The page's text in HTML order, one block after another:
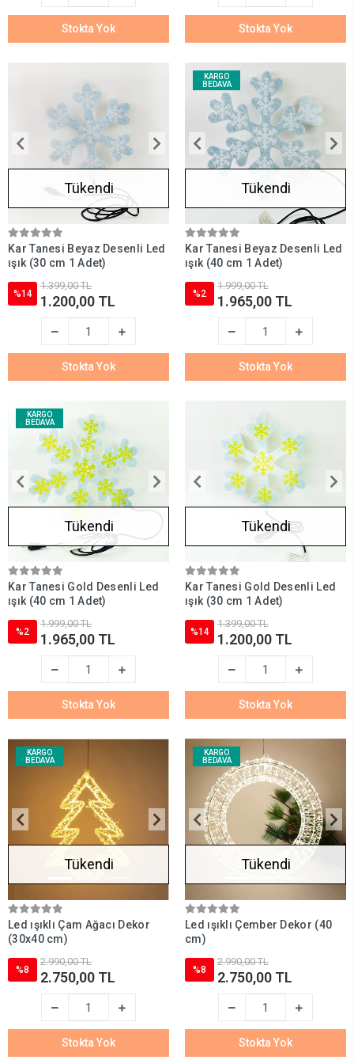
Stokta Yok Stokta Yok
Tükendi
Kar Tanesi Beyaz Desenli Led
ışık (30 cm 1 Adet)
%14
1.399,00 TL
1.200,00 TL
Stokta Yok
KARGO
BEDAVA
Tükendi
Kar Tanesi Beyaz Desenli Led
ışık (40 cm 1 Adet)
%2
1.999,00 TL
1.965,00 TL
Stokta Yok
KARGO
BEDAVA
Tükendi
Kar Tanesi Gold Desenli Led
ışık (40 cm 1 Adet)
%2
1.999,00 TL
1.965,00 TL
Stokta Yok
Tükendi
Kar Tanesi Gold Desenli Led
ışık (30 cm 1 Adet)
%14
1.399,00 TL
1.200,00 TL
Stokta Yok
KARGO
BEDAVA
Tükendi
Led ışıklı Çam Ağacı Dekor
(30x40 cm)
%8
2.990,00 TL
2.750,00 TL
Stokta Yok
KARGO
BEDAVA
Tükendi
Led ışıklı Çember Dekor (40
cm)
%8
2.990,00 TL
2.750,00 TL
Stokta Yok